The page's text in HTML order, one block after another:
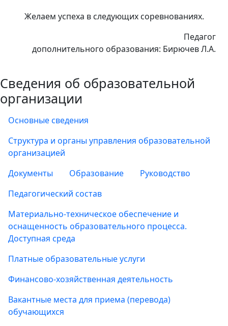
Желаем успеха в следующих соревнованиях.
Педагог
дополнительного образования: Бирючев Л.А.
Сведения об образовательной
организации
Основные сведения
Структура и органы управления образовательной
организацией
Документы
Образование
Руководство
Педагогический состав
Материально-техническое обеспечение и
оснащенность образовательного процесса.
Доступная среда
Платные образовательные услуги
Финансово-хозяйственная деятельность
Вакантные места для приема (перевода)
обучающихся